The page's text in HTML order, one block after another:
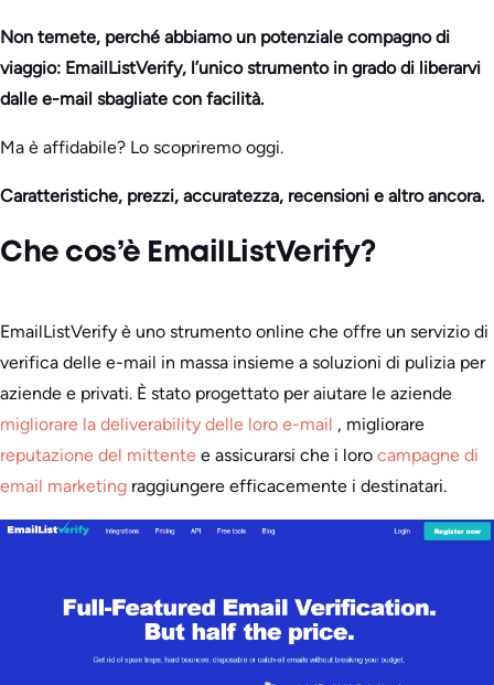
Non temete, perché abbiamo un potenziale compagno di
viaggio: EmailListVerify, l’unico strumento in grado di liberarvi
dalle e-mail sbagliate con facilità.
Ma è affidabile? Lo scopriremo oggi.
Caratteristiche, prezzi, accuratezza, recensioni e altro ancora.
Che cos’è EmailListVerify?
EmailListVerify è uno strumento online che offre un servizio di
verifica delle e-mail in massa insieme a soluzioni di pulizia per
aziende e privati. È stato progettato per aiutare le aziende
migliorare la deliverability delle loro e-mail , migliorare
reputazione del mittente e assicurarsi che i loro campagne di
email marketing raggiungere efficacemente i destinatari.